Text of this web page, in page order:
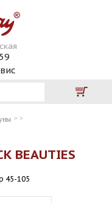
BEAUTIES
45-105